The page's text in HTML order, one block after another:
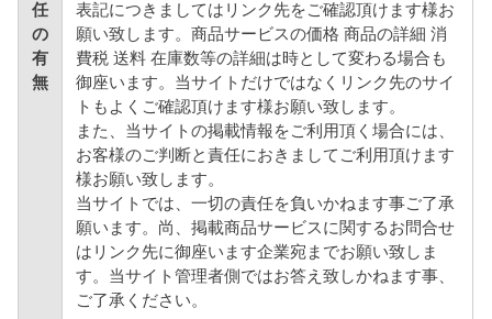
任
の
有
無
表記につきましてはリンク先をご確認頂けます様お
願い致します。商品サービスの価格 商品の詳細 消
費税 送料 在庫数等の詳細は時として変わる場合も
御座います。当サイトだけではなくリンク先のサイ
トもよくご確認頂けます様お願い致します。
また、当サイトの掲載情報をご利用頂く場合には、
お客様のご判断と責任におきましてご利用頂けます
様お願い致します。
当サイトでは、一切の責任を負いかねます事ご了承
願います。尚、掲載商品サービスに関するお問合せ
はリンク先に御座います企業宛までお願い致しま
す。当サイト管理者側ではお答え致しかねます事、
ご了承ください。